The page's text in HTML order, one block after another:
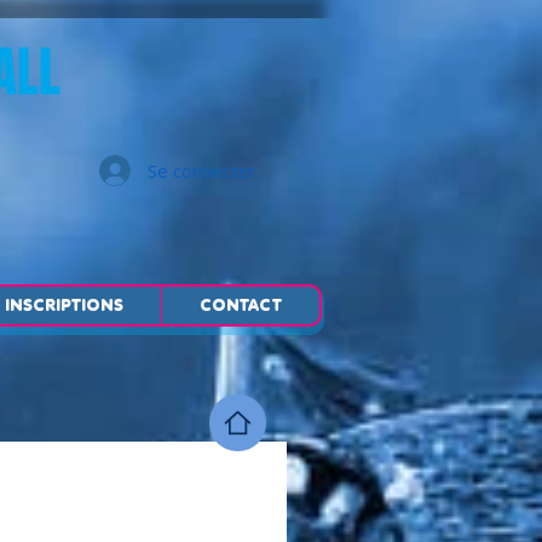
Se connecter
INSCRIPTIONS CONTACT